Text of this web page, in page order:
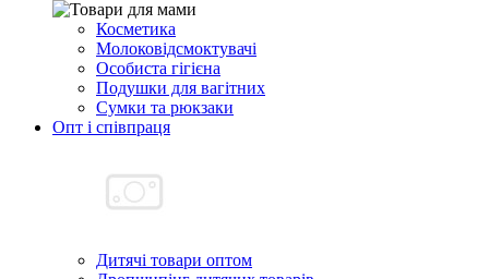
Косметика
Молоковідсмоктувачі
Особиста гігієна
Подушки для вагітних
Сумки та рюкзаки
Опт і співпраця
Дитячі товари оптом